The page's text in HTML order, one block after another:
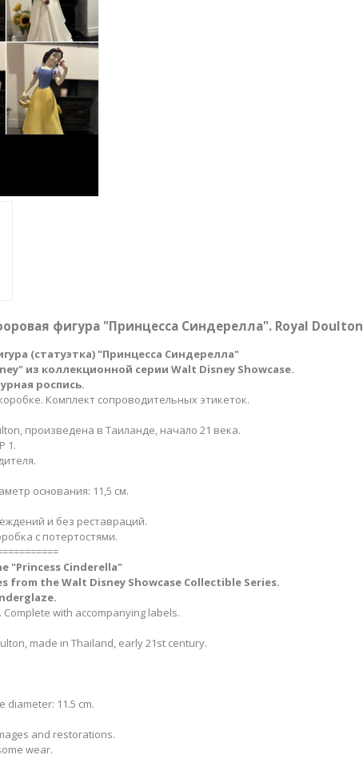
фигура "Принцесса Синдерелла". Royal Doulton
(статуэтка) "Принцесса Синдерелла"
из коллекционной серии Walt Disney Showcase​.
роспись.
Комплект сопроводительных этикеток.
произведена в Таиланде, начало 21 века.
1.
основания: 11,5 см.
и без реставраций.
с потертостями.
"Princess Cinderella​"
from the Walt Disney Showcase Collectible Series.
Complete with accompanying labels.
made in Thailand, early 21st century.
diameter: 11.5 cm.
and restorations.
wear.